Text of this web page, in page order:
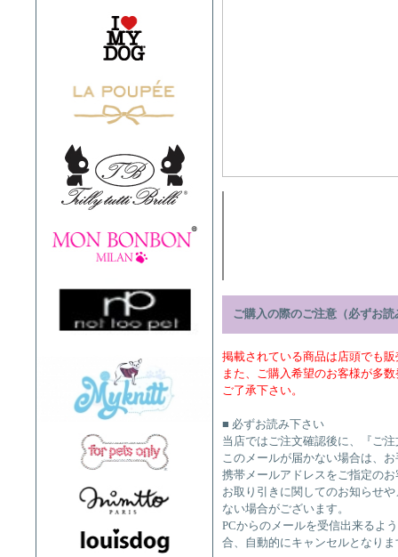
ご購入の際のご注意（必ずお読
掲載されている商品は店頭でも
また、ご購入希望のお客様が多
ご了承下さい。
■ 必ずお読み下さい
当店ではご注文確認後に、『ご
このメールが届かない場合は、
携帯メールアドレスをご指定の
お取り引きに関してのお知らせ
ない場合がございます。
PCからのメールを受信出来るよ
合、自動的にキャンセルとなり